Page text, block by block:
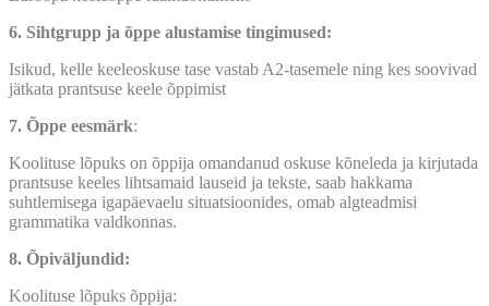
6. Sihtgrupp ja õppe alustamise tingimused:
Isikud, kelle keeleoskuse tase vastab A2-tasemele ning kes soovivad
jätkata prantsuse keele õppimist
7. Õppe eesmärk:
Koolituse lõpuks on õppija omandanud oskuse kõneleda ja kirjutada
prantsuse keeles lihtsamaid lauseid ja tekste, saab hakkama
suhtlemisega igapäevaelu situatsioonides, omab algteadmisi
grammatika valdkonnas.
8. Õpiväljundid:
Koolituse lõpuks õppija: